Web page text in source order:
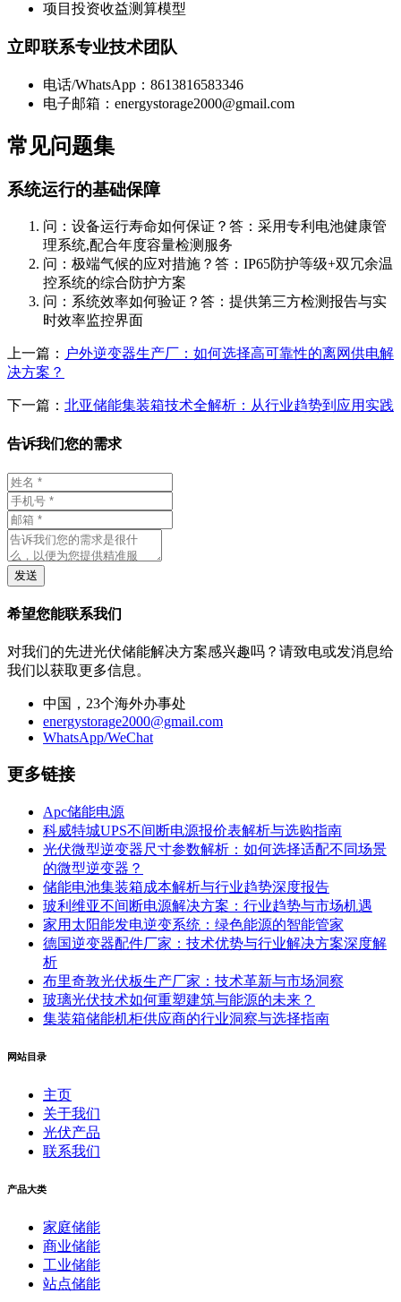
项目投资收益测算模型
立即联系专业技术团队
电话/WhatsApp：8613816583346
电子邮箱： energystorage2000@gmail.com
常见问题集
系统运行的基础保障
问：设备运行寿命如何保证？答：采用专利电池健康管
理系统,配合年度容量检测服务
问：极端气候的应对措施？答：IP65防护等级+双冗余温
控系统的综合防护方案
问：系统效率如何验证？答：提供第三方检测报告与实
时效率监控界面
上一篇： 户外逆变器生产厂：如何选择高可靠性的离网供电解
决方案？
下一篇： 北亚储能集装箱技术全解析：从行业趋势到应用实践
告诉我们您的需求
发送
希望您能联系我们
对我们的先进光伏储能解决方案感兴趣吗？请致电或发消息给
我们以获取更多信息。
中国，23个海外办事处
energystorage2000@gmail.com
WhatsApp/WeChat
更多链接
Apc储能电源
科威特城UPS不间断电源报价表解析与选购指南
光伏微型逆变器尺寸参数解析：如何选择适配不同场景
的微型逆变器？
储能电池集装箱成本解析与行业趋势深度报告
玻利维亚不间断电源解决方案：行业趋势与市场机遇
家用太阳能发电逆变系统：绿色能源的智能管家
德国逆变器配件厂家：技术优势与行业解决方案深度解
析
布里奇敦光伏板生产厂家：技术革新与市场洞察
玻璃光伏技术如何重塑建筑与能源的未来？
集装箱储能机柜供应商的行业洞察与选择指南
网站目录
主页
关于我们
光伏产品
联系我们
产品大类
家庭储能
商业储能
工业储能
站点储能